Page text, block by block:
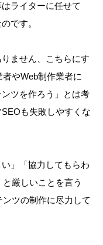
ライターに任せて
です。
ません、こちらにす
やWeb制作業者に
ツを作ろう」とは考
も失敗しやすくな
」「協力してもらわ
厳しいことを言う
ツの制作に尽力して